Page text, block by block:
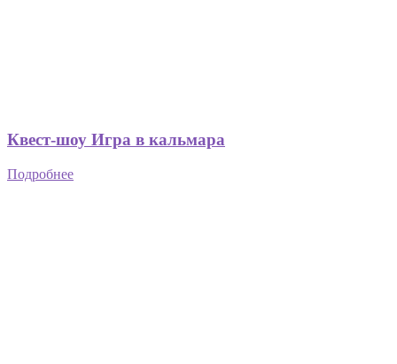
Квест-шоу Игра в кальмара
Подробнее